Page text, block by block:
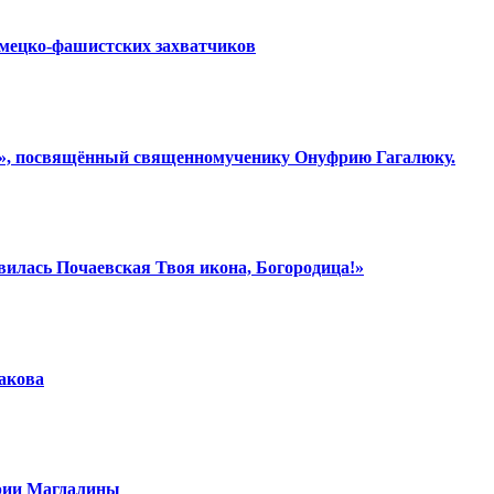
фашистских захватчиков
посвящённый священномученику Онуфрию Гагалюку.
Почаевская Твоя икона, Богородица!»
Магдалины